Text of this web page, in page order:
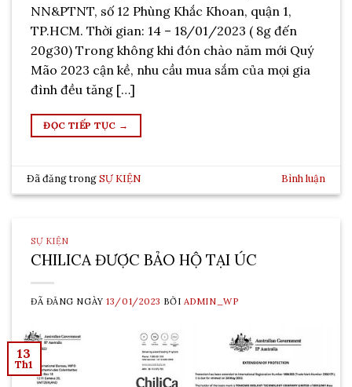
NN&PTNT, số 12 Phùng Khắc Khoan, quận 1,
TP.HCM. Thời gian: 14 – 18/01/2023 ( 8g đến
20g30) Trong không khi đón chào năm mới Quý
Mão 2023 cận kề, nhu cầu mua sắm của mọi gia
đình đều tăng […]
ĐỌC TIẾP TỤC →
Đã đăng trongSỰ KIỆN Bình luận
SỰ KIỆN
CHILICA ĐƯỢC BẢO HỘ TẠI ÚC
ĐÃ ĐĂNG NGÀY13/01/2023 BỞI ADMIN_WP
13
Th1